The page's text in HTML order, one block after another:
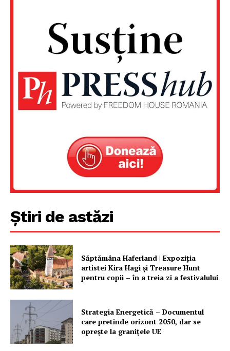
Știri de astăzi
Săptămâna Haferland | Expoziţia
artistei Kira Hagi şi Treasure Hunt
pentru copii – în a treia zi a festivalului
Strategia Energetică – Documentul
care pretinde orizont 2050, dar se
oprește la granițele UE